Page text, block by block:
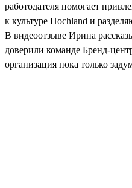
работодателя помогает
к культуре Hochland и
В видеоотзыве Ирина
доверили команде Бренд-
организация пока только